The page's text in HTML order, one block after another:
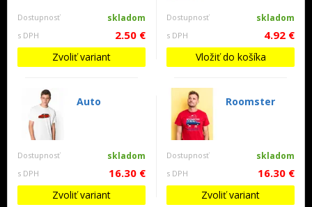
Dostupnosť skladom
s DPH 2.50 €
Zvoliť variant
Dostupnosť skladom
s DPH 4.92 €
Vložiť do košíka
Auto
Dostupnosť skladom
s DPH 16.30 €
Zvoliť variant
Roomster
Dostupnosť skladom
s DPH 16.30 €
Zvoliť variant